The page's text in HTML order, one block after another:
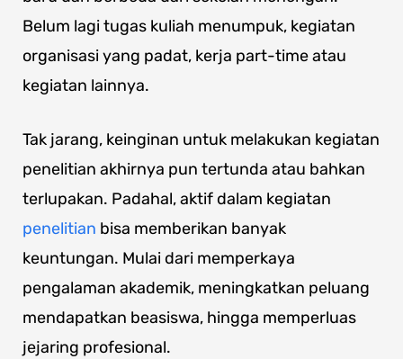
Belum lagi tugas kuliah menumpuk, kegiatan
organisasi yang padat, kerja part-time atau
kegiatan lainnya.
Tak jarang, keinginan untuk melakukan kegiatan
penelitian akhirnya pun tertunda atau bahkan
terlupakan. Padahal, aktif dalam kegiatan
penelitian bisa memberikan banyak
keuntungan. Mulai dari memperkaya
pengalaman akademik, meningkatkan peluang
mendapatkan beasiswa, hingga memperluas
jejaring profesional.